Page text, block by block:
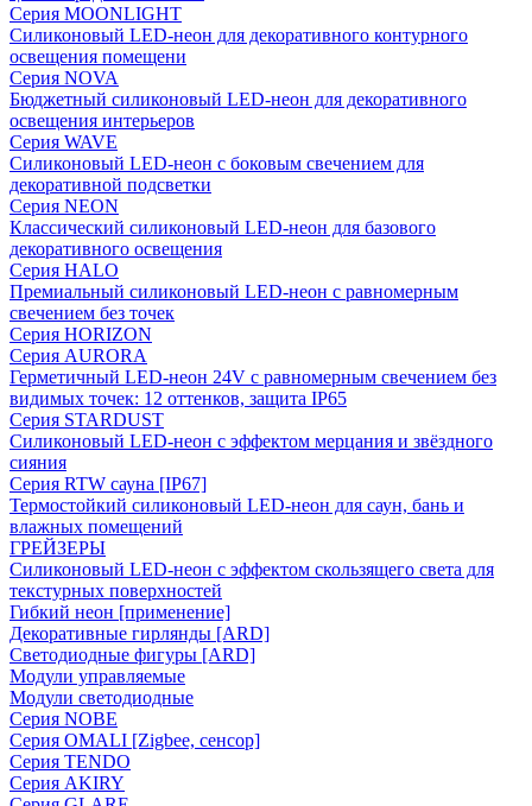
Серия MOONLIGHT
Силиконовый LED-неон для декоративного контурного
освещения помещени
Серия NOVA
Бюджетный силиконовый LED-неон для декоративного
освещения интерьеров
Серия WAVE
Силиконовый LED-неон с боковым свечением для
декоративной подсветки
Серия NEON
Классический силиконовый LED-неон для базового
декоративного освещения
Серия HALO
Премиальный силиконовый LED-неон с равномерным
свечением без точек
Серия HORIZON
Серия AURORA
Герметичный LED-неон 24V с равномерным свечением без
видимых точек: 12 оттенков, защита IP65
Серия STARDUST
Силиконовый LED-неон с эффектом мерцания и звёздного
сияния
Серия RTW сауна [IP67]
Термостойкий силиконовый LED-неон для саун, бань и
влажных помещений
ГРЕЙЗЕРЫ
Силиконовый LED-неон с эффектом скользящего света для
текстурных поверхностей
Гибкий неон [применение]
Декоративные гирлянды [ARD]
Светодиодные фигуры [ARD]
Модули управляемые
Модули светодиодные
Серия NOBE
Серия OMALI [Zigbee, сенсор]
Серия TENDO
Серия AKIRY